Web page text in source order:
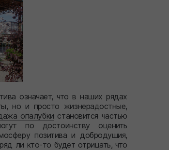
означает, что в наших рядах
но и просто жизнерадостные,
опалубки становится частью
по достоинству оценить
позитива и добродушия,
ли кто-то будет отрицать, что